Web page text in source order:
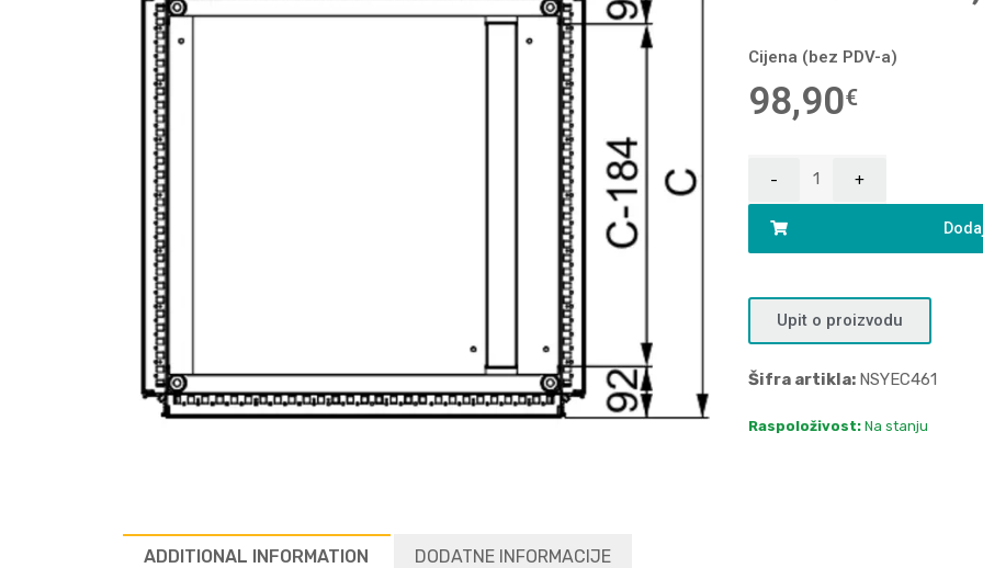
Cijena (bez PDV-a)
98,90€
Upit o proizvodu
Šifra artikla: NSYEC461
Raspoloživost: Na stanju
ADDITIONAL INFORMATION DODATNE INFORMACIJE